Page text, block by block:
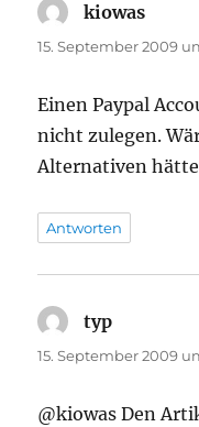
kiowas
15. September 2009
Einen Paypal
nicht zulegen.
Alternativen
Antworten
typ
15. September 2009
@kiowas Den